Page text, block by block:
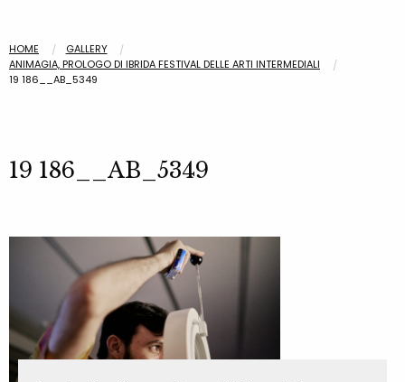
HOME
GALLERY
ANIMAGIA, PROLOGO DI IBRIDA FESTIVAL DELLE ARTI INTERMEDIALI
19 186__AB_5349
19 186__AB_5349